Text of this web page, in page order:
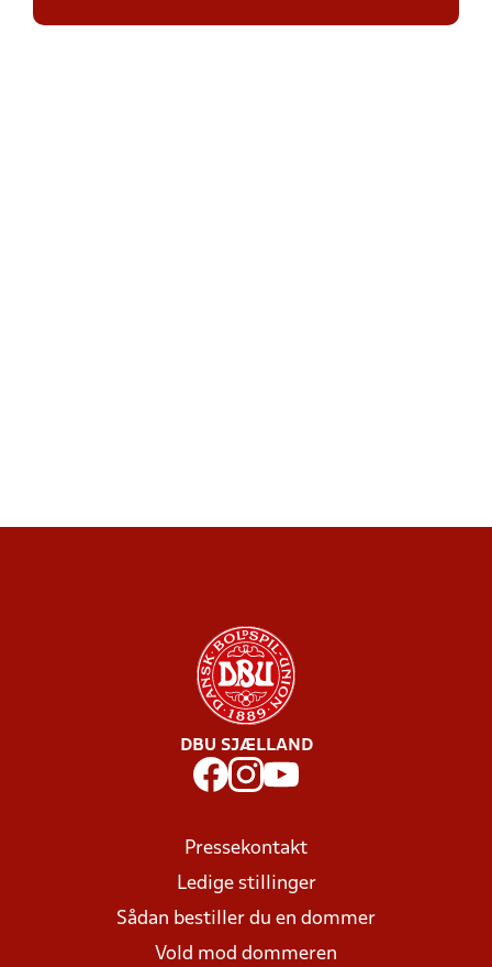
DBU SJÆLLAND
Pressekontakt
Ledige stillinger
Sådan bestiller du en dommer
Vold mod dommeren